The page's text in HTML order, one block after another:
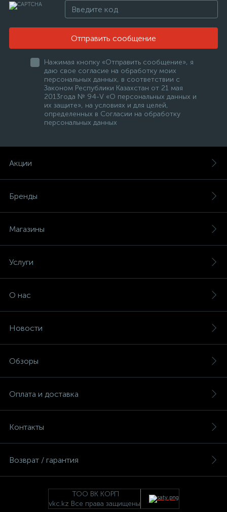
Отправить сообщение
Нажимая кнопку «Отправить сообщение», я
даю свое согласие на обработку моих
персональных данных, в соответствии с
Законом Республики Казахстан от 21 мая
2013года № 94-V «О персональных данных и
их защите», на условиях и для целей,
определенных в Согласии на обработку
персональных данных
Акции
Бренды
Магазины
Услуги
О нас
Новости
Обзоры
Оплата и доставка
Контакты
Возврат / гарантия
ТОО ВК КОРП
vkc.kz Все права защищены